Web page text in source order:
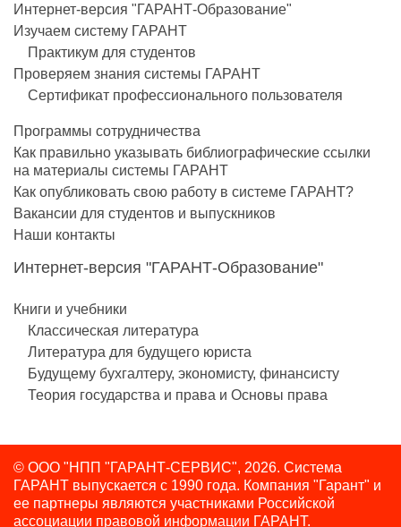
Интернет-версия "ГАРАНТ-Образование"
Изучаем систему ГАРАНТ
Практикум для студентов
Проверяем знания системы ГАРАНТ
Сертификат профессионального пользователя
Программы сотрудничества
Как правильно указывать библиографические ссылки
на материалы системы ГАРАНТ
Как опубликовать свою работу в системе ГАРАНТ?
Вакансии для студентов и выпускников
Наши контакты
Интернет-версия "ГАРАНТ-Образование"
Книги и учебники
Классическая литература
Литература для будущего юриста
Будущему бухгалтеру, экономисту, финансисту
Теория государства и права и Основы права
© ООО "НПП "ГАРАНТ-СЕРВИС", 2026. Система
ГАРАНТ выпускается с 1990 года. Компания "Гарант" и
ее партнеры являются участниками Российской
ассоциации правовой информации ГАРАНТ.